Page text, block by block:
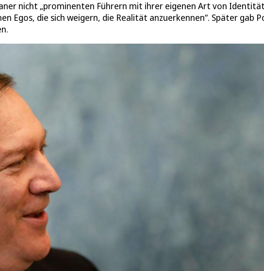
nicht „prominenten Führern mit ihrer eigenen Art von
Egos, die sich weigern, die Realität anzuerkennen“. Später gab